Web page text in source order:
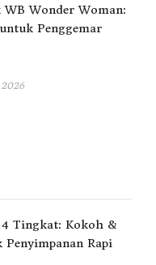
WB Wonder Woman:
Penggemar
4 Tingkat: Kokoh &
Rapi